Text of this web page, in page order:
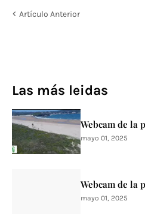
Artículo Anterior
Las más leidas
Webcam de la
mayo 01, 2025
Webcam de la
mayo 01, 2025